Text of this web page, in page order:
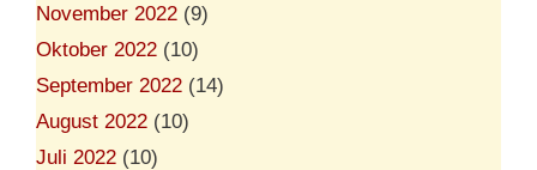
November 2022 (9)
Oktober 2022 (10)
September 2022 (14)
August 2022 (10)
Juli 2022 (10)